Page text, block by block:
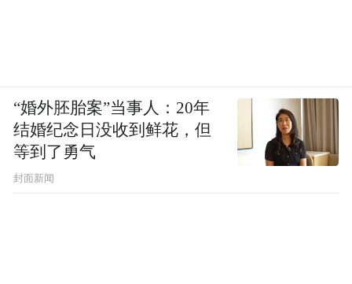
“婚外胚胎案”当事人：20年
结婚纪念日没收到鲜花，但
等到了勇气
封面新闻